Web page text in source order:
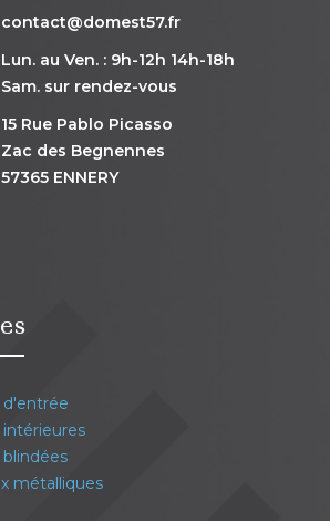
contact@domest57.fr
Lun. au Ven. : 9h-12h 14h-18h
Sam. sur rendez-vous
15 Rue Pablo Picasso
Zac des Begnennes
57365 ENNERY
d'entrée
métalliques